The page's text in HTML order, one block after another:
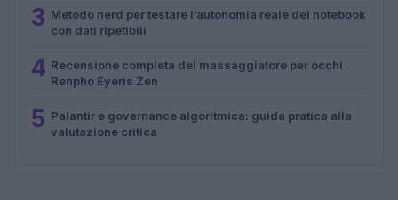
3 Metodo nerd per testare l’autonomia reale del notebook
con dati ripetibili
4 Recensione completa del massaggiatore per occhi
Renpho Eyeris Zen
5 Palantir e governance algoritmica: guida pratica alla
valutazione critica